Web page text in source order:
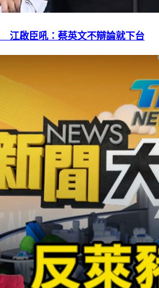
江啟臣吼：蔡英文不辯論就下台